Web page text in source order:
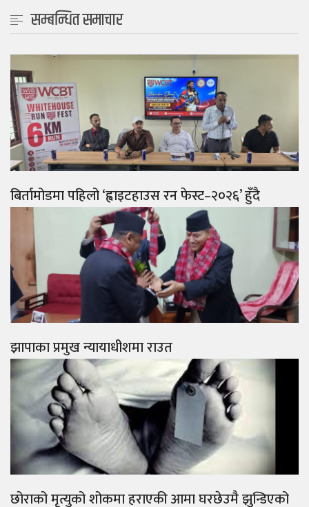
सम्बन्धित समाचार
बिर्तामोडमा पहिलो ‘ह्वाइटहाउस रन फेस्ट–२०२६’ हुँदै
झापाका प्रमुख न्यायाधीशमा राउत
छोराको मृत्युको शोकमा हराएकी आमा घरछेउमै झुन्डिएको